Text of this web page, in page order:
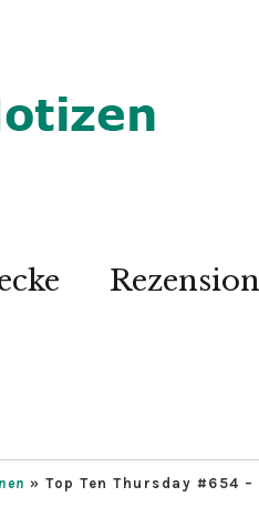
» Top Ten Thursday #654